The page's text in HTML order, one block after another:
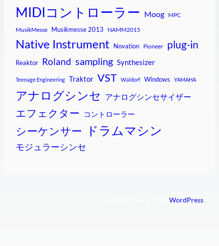
MIDIコントローラー Moog MPC
MusikMesse Musikmesse 2013 NAMM2015
Native Instrument Novation Pioneer plug-in
Reaktor Roland sampling Synthesizer
Teenage Engineering Traktor VST Waldorf Windows YAMAHA
アナログシンセ アナログシンセサイザー
エフェクター コントローラー
シーケンサー ドラムマシン
モジュラーシンセ
WordPress